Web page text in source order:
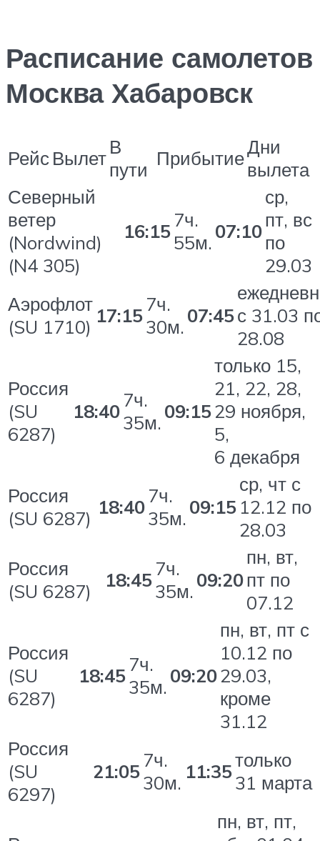
Расписание самолетов
Москва Хабаровск
РейсВылетВ
пути ПрибытиеДни
вылета
Северный
ветер
(Nordwind)
(N4 305)
16:157ч.
55м. 07:10
ср,
пт, вс
по
29.03
Аэрофлот
(SU 1710) 17:157ч.
30м. 07:45с 31.03
28.08
Россия
(SU
6287)
18:407ч.
35м. 09:15
только 15,
21, 22, 28,
29 ноября,
5,
6 декабря
Россия
(SU 6287) 18:407ч.
35м. 09:15
ср, чт с
12.12 по
28.03
Россия
(SU 6287)
18:457ч.
35м. 09:20
пн, вт,
пт по
07.12
Россия
(SU
6287)
18:457ч.
35м. 09:20
пн, вт, пт с
10.12 по
29.03,
кроме
31.12
Россия
(SU
6297)
21:057ч.
30м. 11:35только
31 марта
пн, вт, пт,